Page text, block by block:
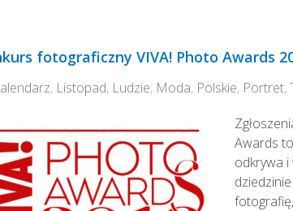
fotograficzny VIVA! Photo Awards
, Listopad, Ludzie, Moda, Polskie, Portret,
Awards
odkrywa